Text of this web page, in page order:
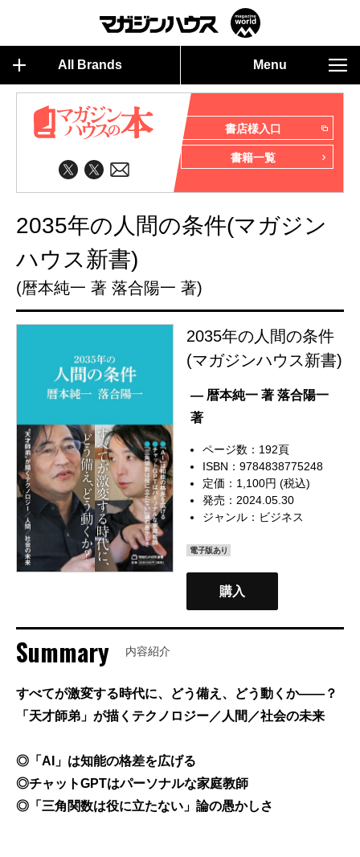
All Brands Menu
書店様入口
書籍一覧
2035年の人間の条件(マガジン
ハウス新書)
(暦本純一 著 落合陽一 著)
2035年の人間の条件
(マガジンハウス新書)
— 暦本純一 著 落合陽一
著
ページ数：192頁
ISBN：9784838775248
定価：1,100円 (税込)
発売：2024.05.30
ジャンル： ビジネス
電子版あり
購入
Summary 内容紹介
すべてが激変する時代に、どう備え、どう動くか――？
「天才師弟」が描くテクノロジー／人間／社会の未来
◎「AI」は知能の格差を広げる
◎チャットGPTはパーソナルな家庭教師
◎「三角関数は役に立たない」論の愚かしさ